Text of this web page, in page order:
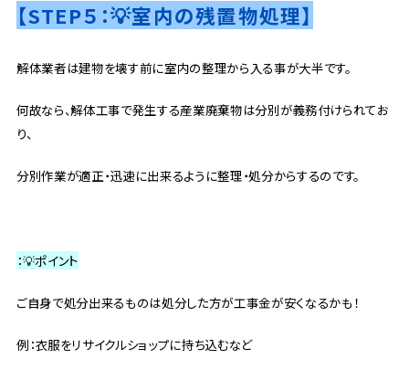
【STEP５：💡室内の残置物処理】
解体業者は建物を壊す前に室内の整理から入る事が大半です。
何故なら、解体工事で発生する産業廃棄物は分別が義務付けられてお
り、
分別作業が適正・迅速に出来るように整理・処分からするのです。
：💡ポイント
ご自身で処分出来るものは処分した方が工事金が安くなるかも！
例：衣服をリサイクルショップに持ち込むなど